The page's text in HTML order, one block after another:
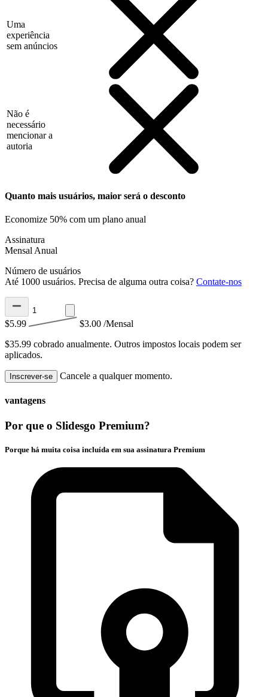
Uma
experiência
sem anúncios
Não é
necessário
mencionar a
autoria
Quanto mais usuários, maior será o desconto
Economize 50% com um plano anual
Assinatura
Mensal Anual
Número de usuários
Até 1000 usuários. Precisa de alguma outra coisa? Contate-nos
$5.99 $3.00 /Mensal
$35.99 cobrado anualmente. Outros impostos locais podem ser
aplicados.
Inscrever-se Cancele a qualquer momento.
vantagens
Por que o Slidesgo Premium?
Porque há muita coisa incluída em sua assinatura Premium